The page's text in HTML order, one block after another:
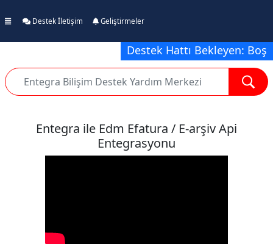
Destek İletişim Geliştirmeler
Destek Hattı Bekleyen: Boş
Entegra ile Edm Efatura / E-arşiv Api
Entegrasyonu